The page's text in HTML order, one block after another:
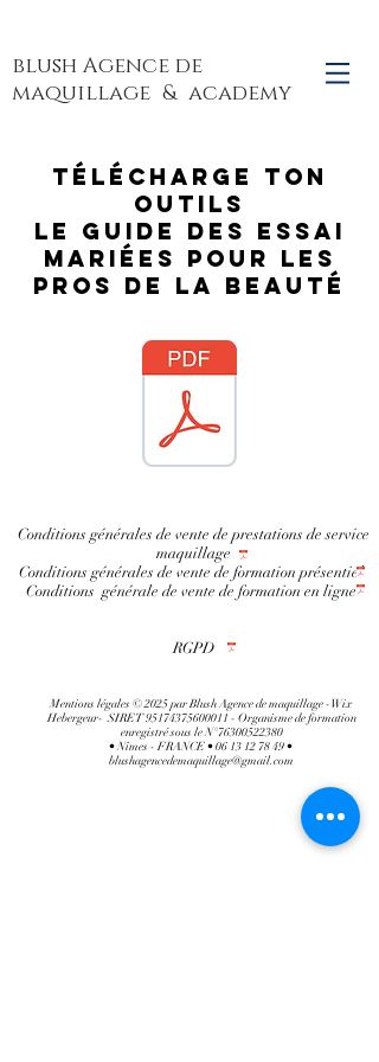
blush Agence de
maquillage & academy
Télécharge ton
outils
Le guide des essai
mariées pour les
pros de la beauté
Conditions générales de vente de prestations de service
maquillage
Conditions générales de vente de formation présentiel
Conditions générale de vente de formation en ligne
RGPD
Mentions légales © 2025 par Blush Agence de maquillage -Wix
Hebergeur- SIRET95174375600011 - Organisme de formation
enregistré sous le N°76300522380
• Nîmes - FRANCE •06 13 12 78 49•
blushagencedemaquillage@gmail.com